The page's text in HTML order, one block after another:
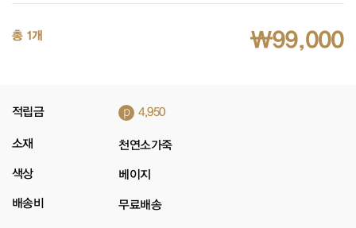
총 1개 ₩99,000
적립금 p 4,950
소재 천연소가죽
색상 베이지
배송비 무료배송